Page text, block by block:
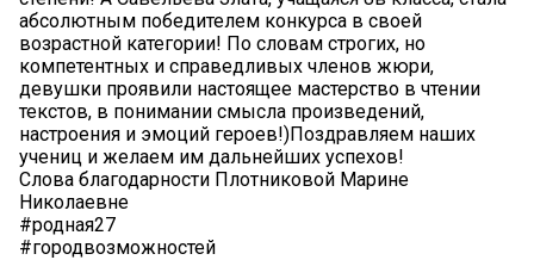
абсолютным победителем конкурса в своей
возрастной категории! По словам строгих, но
компетентных и справедливых членов жюри,
девушки проявили настоящее мастерство в чтении
текстов, в понимании смысла произведений,
настроения и эмоций героев!)Поздравляем наших
учениц и желаем им дальнейших успехов!
Слова благодарности Плотниковой Марине
Николаевне
#родная27
#городвозможностей